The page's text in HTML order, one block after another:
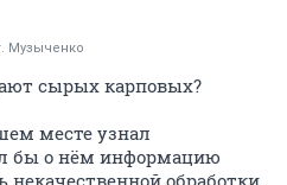
Музыченко
сырых карповых?
месте узнал
бы о нём информацию
некачественной обработки.